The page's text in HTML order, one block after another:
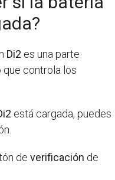
Di2 es una parte
controla los
está cargada, puedes
de verificación de